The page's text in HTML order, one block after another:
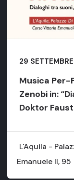
29
Musica Per-
Zenobi in:
Doktor
L'Aquila -
Emanuele II, 95